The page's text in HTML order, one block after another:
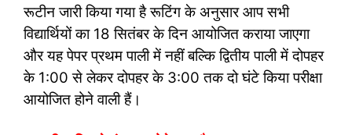
रूटीन जारी किया गया है रूटिंग के अनुसार आप सभी
विद्यार्थियों का 18 सितंबर के दिन आयोजित कराया जाएगा
और यह पेपर प्रथम पाली में नहीं बल्कि द्वितीय पाली में दोपहर
के 1:00 से लेकर दोपहर के 3:00 तक दो घंटे किया परीक्षा
आयोजित होने वाली हैं।